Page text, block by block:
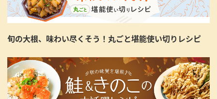
旬の大根、味わい尽くそう！丸ごと堪能使い切りレシピ